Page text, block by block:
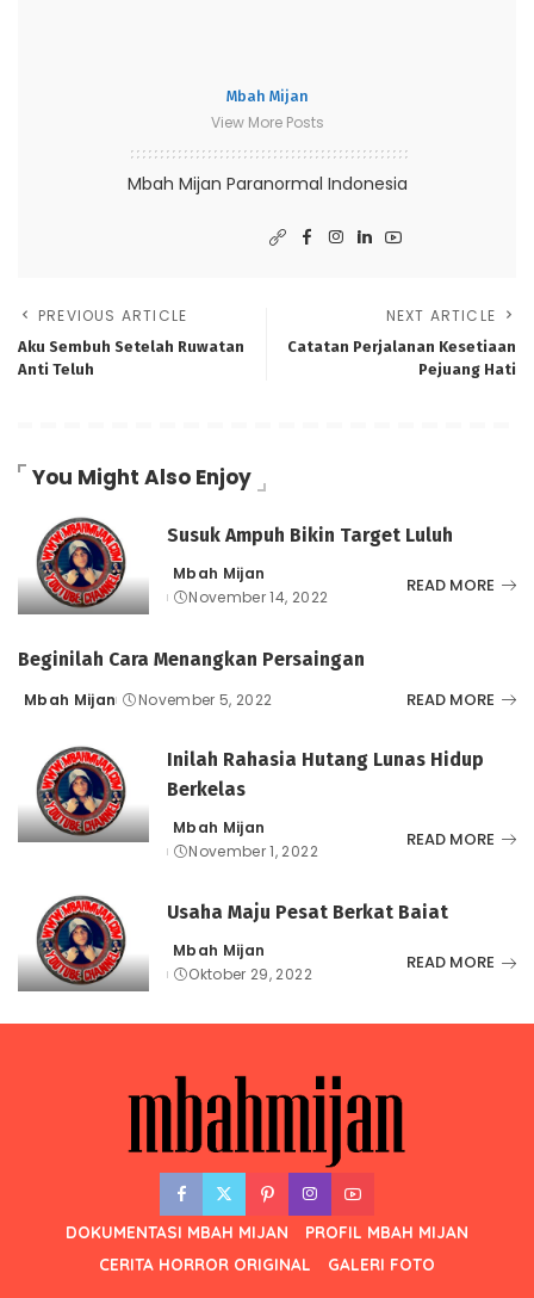
Mbah Mijan
View More Posts
Mbah Mijan Paranormal Indonesia
PREVIOUS ARTICLE
Aku Sembuh Setelah Ruwatan
Anti Teluh
NEXT ARTICLE
Catatan Perjalanan Kesetiaan
Pejuang Hati
You Might Also Enjoy
Susuk Ampuh Bikin Target Luluh
Posted
by
Mbah Mijan
November 14, 2022
READ MORE
Beginilah Cara Menangkan Persaingan
Posted
Mbah Mijan November 5, 2022 READ MORE
Inilah Rahasia Hutang Lunas Hidup
Berkelas
Posted
by
Mbah Mijan
November 1, 2022
READ MORE
Usaha Maju Pesat Berkat Baiat
Posted
by
Mbah Mijan
Oktober 29, 2022
READ MORE
DOKUMENTASI MBAH MIJAN
PROFIL MBAH MIJAN
CERITA HORROR ORIGINAL
GALERI FOTO